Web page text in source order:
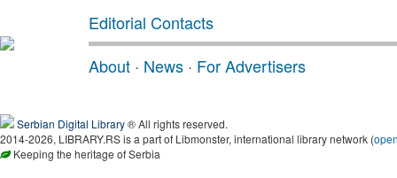
Editorial Contacts
About · News · For Advertisers
Serbian Digital Library® All rights reserved.
2014-2026, LIBRARY.RS is a part of Libmonster, international library network (
Keeping the heritage of Serbia